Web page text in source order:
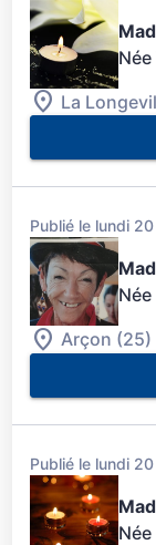
Née
La
Publié le lundi
Née
Arçon (25)
Publié le lundi
Née